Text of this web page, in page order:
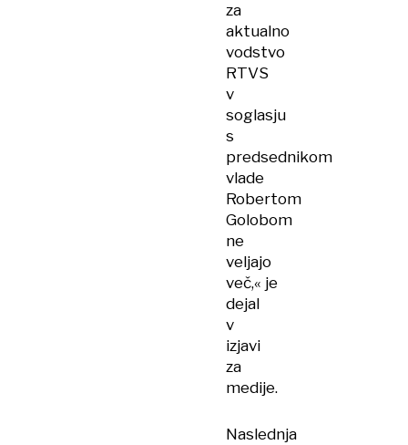
za
aktualno
vodstvo
RTVS
v
soglasju
s
predsednikom
vlade
Robertom
Golobom
ne
veljajo
več,« je
dejal
v
izjavi
za
medije.
Naslednja